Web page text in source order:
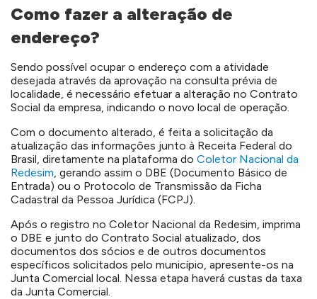
Como fazer a alteração de
endereço?
Sendo possível ocupar o endereço com a atividade
desejada através da aprovação na consulta prévia de
localidade, é necessário efetuar a alteração no Contrato
Social da empresa, indicando o novo local de operação.
Com o documento alterado, é feita a solicitação da
atualização das informações junto à Receita Federal do
Brasil, diretamente na plataforma do Coletor Nacional da
Redesim, gerando assim o DBE (Documento Básico de
Entrada) ou o Protocolo de Transmissão da Ficha
Cadastral da Pessoa Jurídica (FCPJ).
Após o registro no Coletor Nacional da Redesim, imprima
o DBE e junto do Contrato Social atualizado, dos
documentos dos sócios e de outros documentos
específicos solicitados pelo município, apresente-os na
Junta Comercial local. Nessa etapa haverá custas da taxa
da Junta Comercial.